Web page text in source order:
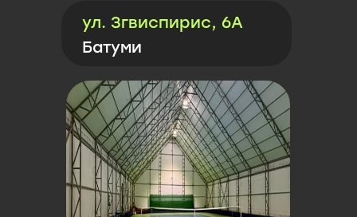
ул. Згвиспирис, 6А
Батуми
Запишись на
пробное
занятие по